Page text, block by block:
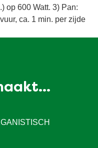
op 600 Watt. 3) Pan:
ca. 1 min. per zijde